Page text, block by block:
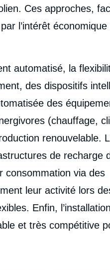
Ces approches,
l’intérêt économique
automatisé, la
des dispositifs
des
(chauffage,
renouvelable.
de recharge
consommation via des
leur activité lors
Enfin,
et très compétitive
Cédric PHILIBERT,
stratégique de la
opportunités en